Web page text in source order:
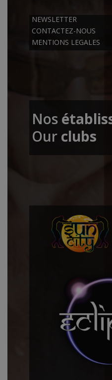
NEWSLETTER
CONTACTEZ-NOUS
MENTIONS LEGALES
Nos
Our clubs